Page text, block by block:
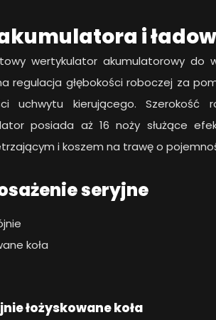
i
wertykulator akumulatorowy do
regulacja głębokości roboczej za
uchwytu kierującego.
posiada aż 16 noży służące
i koszem na trawę o
seryjne
łożyskowane koła